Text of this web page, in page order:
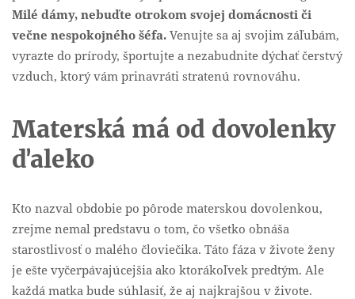
Milé dámy, nebuďte otrokom svojej domácnosti či
večne nespokojného šéfa. Venujte sa aj svojim záľubám,
vyrazte do prírody, športujte a nezabudnite dýchať čerstvý
vzduch, ktorý vám prinavráti stratenú rovnováhu.
Materská má od dovolenky
ďaleko
Kto nazval obdobie po pôrode materskou dovolenkou,
zrejme nemal predstavu o tom, čo všetko obnáša
starostlivosť o malého človiečika. Táto fáza v živote ženy
je ešte vyčerpávajúcejšia ako ktorákoľvek predtým. Ale
každá matka bude súhlasiť, že aj najkrajšou v živote.